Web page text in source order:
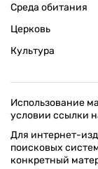
Среда обитания
Церковь
Культура
Использование
условии ссылки
Для интернет-
поисковых
конкретный